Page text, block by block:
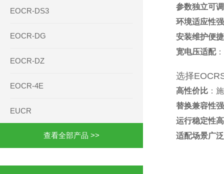
EOCR-DS3
EOCR-DG
EOCR-DZ
EOCR-4E
EUCR
查看全部产品 >>
参数独立可调
环境适应性强
安装维护便捷
宽电压适配
选择
高性价比：
替换兼容性强
运行稳定性高
适配场景广泛